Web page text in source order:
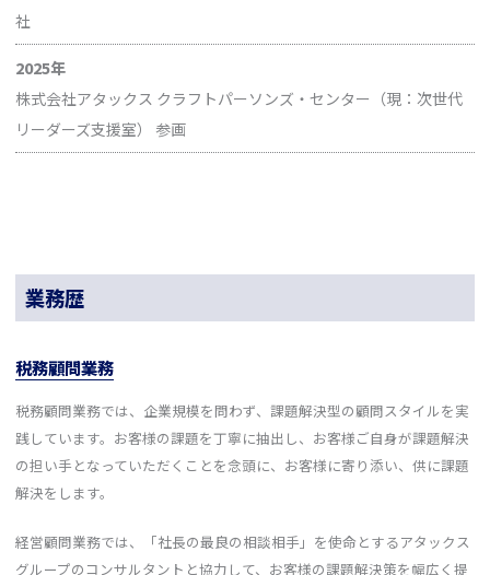
社
2025年
株式会社アタックス クラフトパーソンズ・センター（現：次世代
リーダーズ支援室） 参画
業務歴
税務顧問業務
税務顧問業務では、企業規模を問わず、課題解決型の顧問スタイルを実
践しています。お客様の課題を丁寧に抽出し、お客様ご自身が課題解決
の担い手となっていただくことを念頭に、お客様に寄り添い、供に課題
解決をします。
経営顧問業務では、「社長の最良の相談相手」を使命とするアタックス
グループのコンサルタントと協力して、お客様の課題解決策を幅広く提